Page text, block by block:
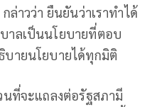
ล่าวว่า ยืนยันว่าเราทำได้
าลเป็นนโยบายที่ตอบ
บายนโยบายได้ทุกมิติ
นที่จะแถลงต่อรัฐสภามี